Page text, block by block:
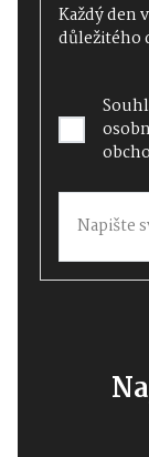
Každý den
důležitého